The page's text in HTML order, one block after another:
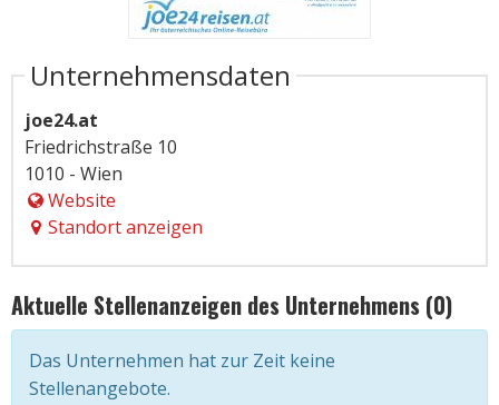
Unternehmensdaten
joe24.at
Friedrichstraße 10
1010 - Wien
Website
Standort anzeigen
Aktuelle Stellenanzeigen des Unternehmens (0)
Das Unternehmen hat zur Zeit keine
Stellenangebote.